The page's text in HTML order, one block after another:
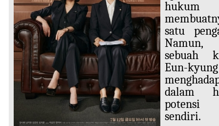
satu
Namun,
sebuah
Eun-
dalam
potensi
sendiri.